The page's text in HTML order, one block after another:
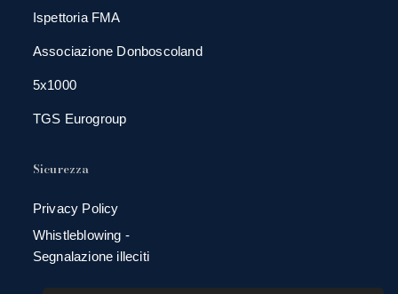
Ispettoria FMA
Associazione Donboscoland
5x1000
TGS Eurogroup
Sicurezza
Privacy Policy
Whistleblowing -
Segnalazione illeciti